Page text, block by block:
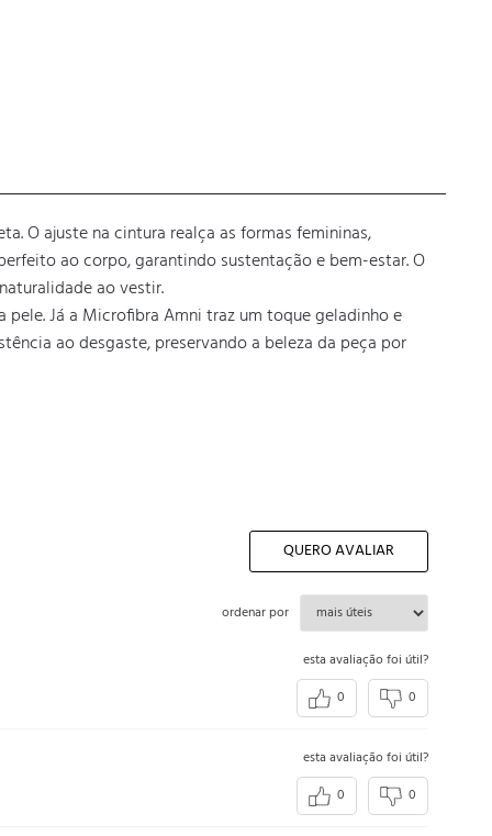
O ajuste na cintura realça as formas femininas,
ao corpo, garantindo sustentação e bem-estar. O
ao vestir.
Já a Microfibra Amni traz um toque geladinho e
ao desgaste, preservando a beleza da peça por
QUERO AVALIAR
ordenar por
esta avaliação foi útil?
0
0
esta avaliação foi útil?
0
0